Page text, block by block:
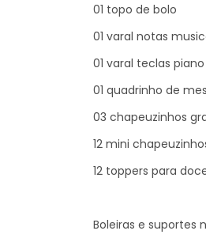
01 topo de bolo
01 varal notas
01 varal teclas piano
01 quadrinho de
03 chapeuzinhos
12 mini
12 toppers para
Boleiras e suportes